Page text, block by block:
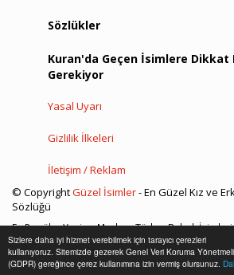
Sizlere daha iyi hizmet verebilmek için tarayıcı çerezleri
kullanıyoruz. Sitemizde gezerek Genel Veri Koruma
(GDPR) gereğince çerez kullanımına izin vermiş olursunuz.
Sözlükler
Kuran'da Geçen İsimlere Dikkat
Gerekiyor
Yasal Uyarı
Gizlilik İlkeleri
İletişim / Reklam
© CopyrightGüzel İsimler- En Güzel Kız ve
Sözlüğü
En Popüler Yeni ve Modern Türkçe Bebek
Sözlüğü, İslami Dini Kız ve Erkek Bebek İsimleri